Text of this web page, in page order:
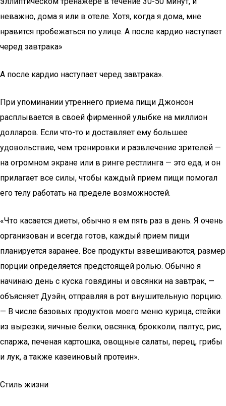
неважно, дома я или в отеле. Хотя, когда я дома, мне
нравится пробежаться по улице. А после кардио наступает
черед завтрака»
А после кардио наступает черед завтрака».
При упоминании утреннего приема пищи Джонсон
расплывается в своей фирменной улыбке на миллион
долларов. Если что-то и доставляет ему большее
удовольствие, чем тренировки и развлечение зрителей —
на огромном экране или в ринге рестлинга — это еда, и он
прилагает все силы, чтобы каждый прием пищи помогал
его телу работать на пределе возможностей.
«Что касается диеты, обычно я ем пять раз в день. Я очень
организован и всегда готов, каждый прием пищи
планируется заранее. Все продукты взвешиваются, размер
порции определяется предстоящей ролью. Обычно я
начинаю день с куска говядины и овсянки на завтрак, —
объясняет Дуэйн, отправляя в рот внушительную порцию.
— В числе базовых продуктов моего меню курица, стейки
из вырезки, яичные белки, овсянка, брокколи, палтус, рис,
спаржа, печеная картошка, овощные салаты, перец, грибы
и лук, а также казеиновый протеин».
Стиль жизни